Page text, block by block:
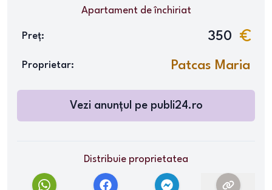
Apartamentde închiriat
Preț: 350
Proprietar: Patcas Maria
Vezi anunțul pe publi24.ro
Distribuie proprietatea